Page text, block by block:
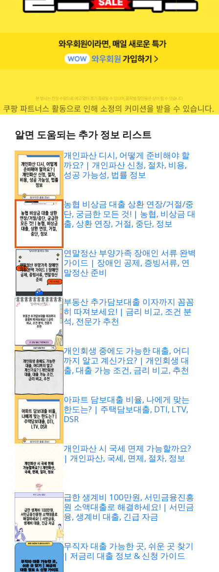
알면 도움되는 추가 정보 리스트
개인파산 디시, 어떻게 준비해야 할
까요? | 개인파산 신청, 절차, 비용,
성공 가능성, 법률 정보
농협 비상금 대출 상환 연장/거절/중
단, 궁금한 모든 것! | 농협, 비상금 대
출, 상환 연장, 거절, 중단, 정보
연말정산 부양가족 장애인 서류 완벽
가이드 | 장애인 공제, 증빙서류, 연
말정산 준비
부동산 추가담보대출 이자까지 꼼꼼
히 따져보세요! | 금리 비교, 조건 분
석, 전문가 추천
개인회생 중에도 가능한 대출, 어디
까지 알고 계신가요? | 개인회생 대
출, 대출 가능 조건, 금리 비교, 추천
아파트 담보대출 비율, 나에게 맞는
한도는? | 주택담보대출, DTI, LTV,
DSR
개인파산 시 국세 면제 가능할까요?
| 개인파산, 국세, 면제, 절차, 정보
급한 생계비 100만원, 서민금융진흥
원 소액대출로 해결하세요! | 서민금
융, 생계비 대출, 긴급 자금
무직자 대출 가능한 곳, 쉬운 곳 찾기
| 저금리 대출 정보 & 신청 가이드